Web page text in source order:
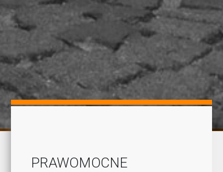
PRAWOMOCNE